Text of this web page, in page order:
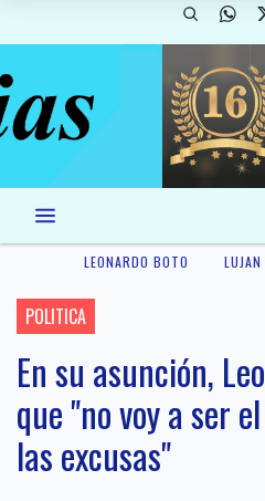
LEONARDO BOTO LUJAN
POLITICA
En su asunción,
que "no voy a ser
las excusas"